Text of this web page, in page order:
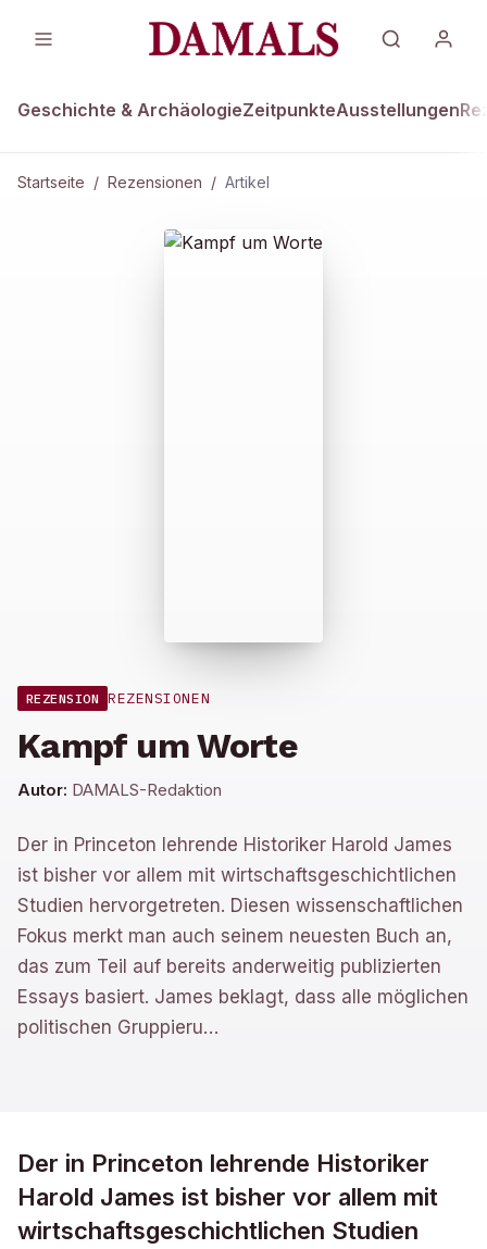
Geschichte & ArchäologieZeitpunkteAusstellungen
Startseite / Rezensionen / Artikel
REZENSION REZENSIONEN
Kampf um Worte
Autor: DAMALS-Redaktion
Der in Princeton lehrende Historiker Harold James
ist bisher vor allem mit wirtschaftsgeschichtlichen
Studien hervorgetreten. Diesen wissenschaftlichen
Fokus merkt man auch seinem neuesten Buch an,
das zum Teil auf bereits anderweitig publizierten
Essays basiert. James beklagt, dass alle möglichen
politischen Gruppieru…
Der in Princeton lehrende Historiker
Harold James ist bisher vor allem mit
wirtschaftsgeschichtlichen Studien